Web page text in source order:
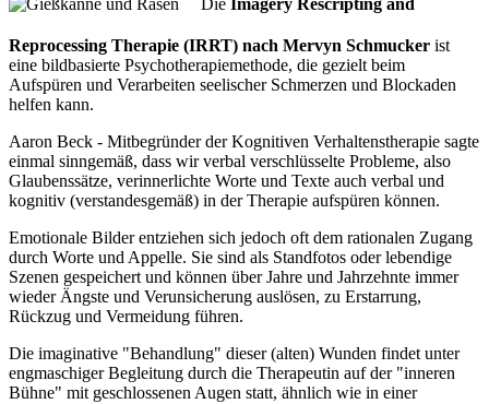
Reprocessing Therapie (IRRT) nach Mervyn Schmucker ist
eine bildbasierte Psychotherapiemethode, die gezielt beim
Aufspüren und Verarbeiten seelischer Schmerzen und Blockaden
helfen kann.
Aaron Beck - Mitbegründer der Kognitiven Verhaltenstherapie sagte
einmal sinngemäß, dass wir verbal verschlüsselte Probleme, also
Glaubenssätze, verinnerlichte Worte und Texte auch verbal und
kognitiv (verstandesgemäß) in der Therapie aufspüren können.
Emotionale Bilder entziehen sich jedoch oft dem rationalen Zugang
durch Worte und Appelle. Sie sind als Standfotos oder lebendige
Szenen gespeichert und können über Jahre und Jahrzehnte immer
wieder Ängste und Verunsicherung auslösen, zu Erstarrung,
Rückzug und Vermeidung führen.
Die imaginative "Behandlung" dieser (alten) Wunden findet unter
engmaschiger Begleitung durch die Therapeutin auf der "inneren
Bühne" mit geschlossenen Augen statt, ähnlich wie in einer